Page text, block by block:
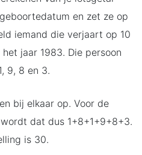
en zet ze op
iemand die verjaart op 10
jaar 1983. Die persoon
9, 8 en 3.
bij elkaar op. Voor de
dat dus 1+8+1+9+8+3.
is 30.